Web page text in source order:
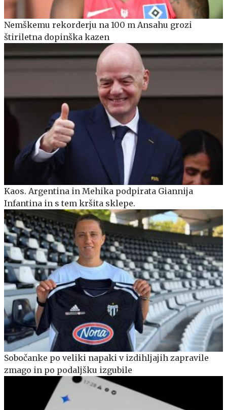
Nemškemu rekorderju na 100 m Ansahu grozi
štiriletna dopinška kazen
Kaos. Argentina in Mehika podpirata Giannija
Infantina in s tem kršita sklepe.
Sobočanke po veliki napaki v izdihljajih zapravile
zmago in po podaljšku izgubile